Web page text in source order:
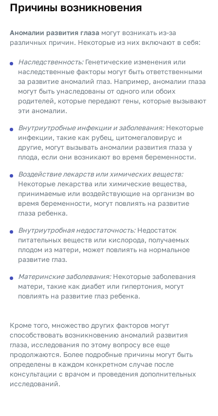
Причины возникновения
Аномалии развития глаза могут возникать из-за
различных причин. Некоторые из них включают в себя:
Наследственность:Генетические изменения или
наследственные факторы могут быть ответственными
за развитие аномалий глаз. Например, аномалии глаза
могут быть унаследованы от одного или обоих
родителей, которые передают гены, которые вызывают
эти аномалии.
Внутриутробные инфекции и заболевания:Некоторые
инфекции, такие как рубец, цитомегаловирус и
другие, могут вызывать аномалии развития глаза у
плода, если они возникают во время беременности.
Воздействие лекарств или химических веществ:
Некоторые лекарства или химические вещества,
принимаемые или воздействующие на организм во
время беременности, могут повлиять на развитие
глаза ребенка.
Внутриутробная недостаточность:Недостаток
питательных веществ или кислорода, получаемых
плодом из матери, может повлиять на нормальное
развитие глаз.
Материнские заболевания:Некоторые заболевания
матери, такие как диабет или гипертония, могут
повлиять на развитие глаз ребенка.
Кроме того, множество других факторов могут
способствовать возникновению аномалий развития
глаза, исследования по этому вопросу все еще
продолжаются. Более подробные причины могут быть
определены в каждом конкретном случае после
консультации с врачом и проведения дополнительных
исследований.